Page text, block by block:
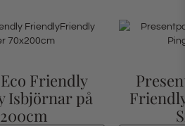
Friendly
Isbjörnar på